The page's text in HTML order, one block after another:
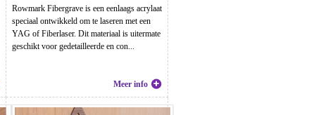
Rowmark Fibergrave is een eenlaags acrylaat
speciaal ontwikkeld om te laseren met een
YAG of Fiberlaser. Dit materiaal is uitermate
geschikt voor gedetailleerde en con...
Meer info